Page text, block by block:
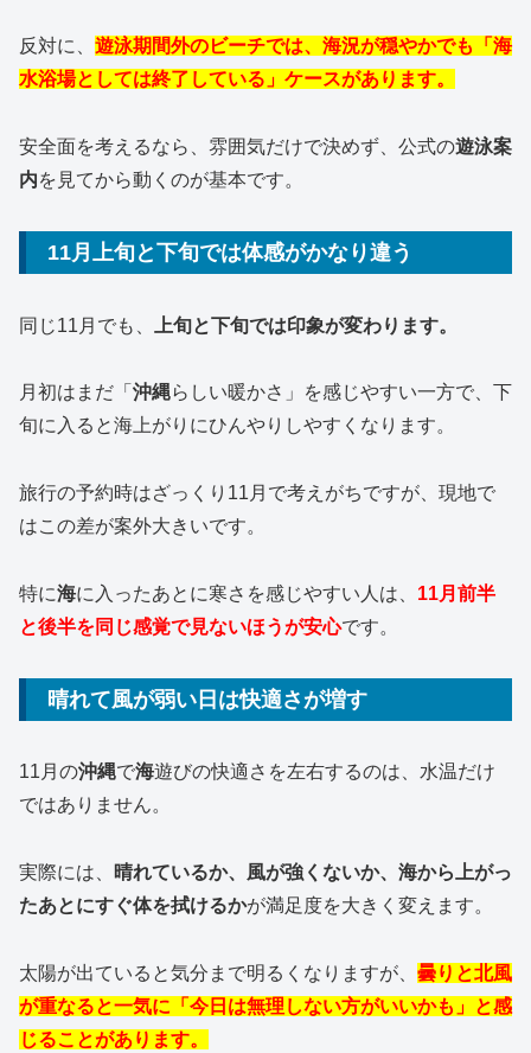
反対に、 遊泳期間外のビーチでは、海況が穏やかでも「海
水浴場としては終了している」ケースがあります。
安全面を考えるなら、雰囲気だけで決めず、公式の遊泳案
内を見てから動くのが基本です。
11月上旬と下旬では体感がかなり違う
同じ11月でも、 上旬と下旬では印象が変わります。
月初はまだ「 沖縄らしい暖かさ」を感じやすい一方で、下
旬に入ると海上がりにひんやりしやすくなります。
旅行の予約時はざっくり11月で考えがちですが、現地で
はこの差が案外大きいです。
特に海に入ったあとに寒さを感じやすい人は、 11月前半
と後半を同じ感覚で見ないほうが安心です。
晴れて風が弱い日は快適さが増す
11月の沖縄で海遊びの快適さを左右するのは、水温だけ
ではありません。
実際には、
晴れているか、風が強くないか、海から上がっ
たあとにすぐ体を拭けるかが満足度を大きく変えます。
太陽が出ていると気分まで明るくなりますが、 曇りと北風
が重なると一気に「今日は無理しない方がいいかも」と感
じることがあります。